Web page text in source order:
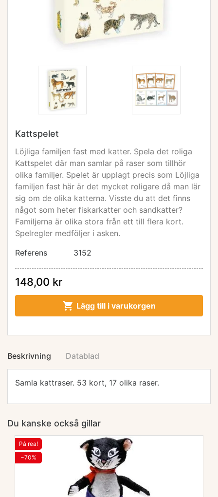
Kattspelet
Löjliga familjen fast med katter. Spela det roliga
Kattspelet där man samlar på raser som tillhör
olika familjer. Spelet är upplagt precis som Löjliga
familjen fast här är det mycket roligare då man lär
sig om de olika katterna. Visste du att det finns
något som heter fiskarkatter och sandkatter?
Familjerna är olika stora från ett till flera kort.
Spelregler medföljer i asken.
Referens
3152
148,00 kr
 Lägg till i varukorgen
Beskrivning Datablad
Samla kattraser. 53 kort, 17 olika raser.
Du kanske också gillar
På rea!
−70%